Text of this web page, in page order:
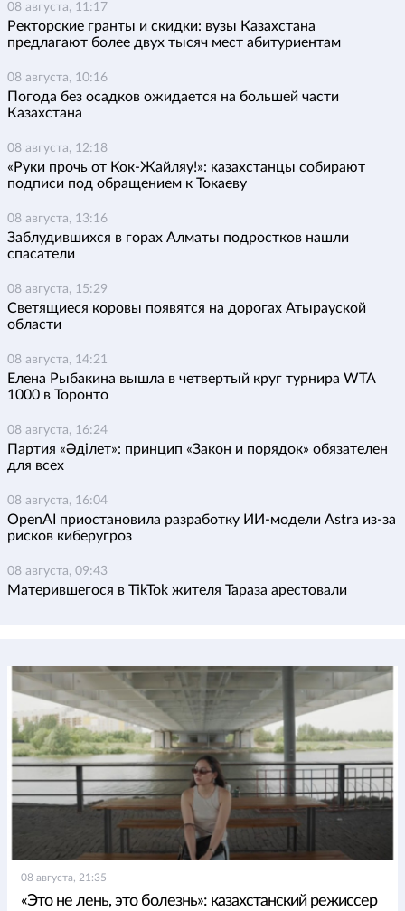
08 августа, 11:17
Ректорские гранты и скидки: вузы Казахстана
предлагают более двух тысяч мест абитуриентам
08 августа, 10:16
Погода без осадков ожидается на большей части
Казахстана
08 августа, 12:18
«Руки прочь от Кок-Жайляу!»: казахстанцы собирают
подписи под обращением к Токаеву
08 августа, 13:16
Заблудившихся в горах Алматы подростков нашли
спасатели
08 августа, 15:29
Светящиеся коровы появятся на дорогах Атырауской
области
08 августа, 14:21
Елена Рыбакина вышла в четвертый круг турнира WTA
1000 в Торонто
08 августа, 16:24
Партия «Әділет»: принцип «Закон и порядок» обязателен
для всех
08 августа, 16:04
OpenAI приостановила разработку ИИ-модели Astra из-за
рисков киберугроз
08 августа, 09:43
Матерившегося в TikTok жителя Тараза арестовали
08 августа, 21:35
«Это не лень, это болезнь»: казахстанский режиссер